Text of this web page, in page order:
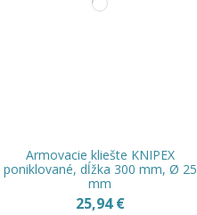
Armovacie kliešte KNIPEX
poniklované, dĺžka 300 mm, Ø 25
mm
25,94 €